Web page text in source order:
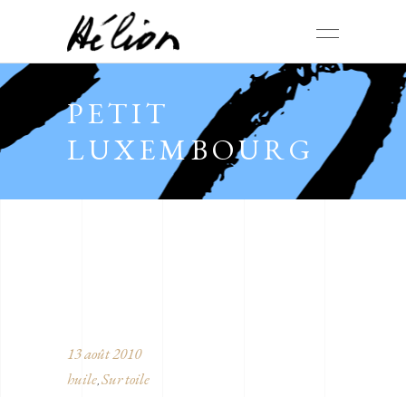
PETIT
LUXEMBOURG
13 août 2010
huile, Sur toile